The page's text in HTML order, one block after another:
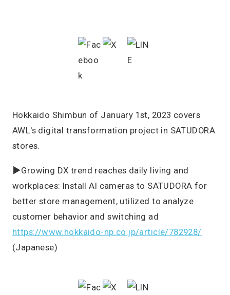
Hokkaido Shimbun of January 1st, 2023 covers
AWL's digital transformation project in SATUDORA
stores.
▶Growing DX trend reaches daily living and
workplaces: Install AI cameras to SATUDORA for
better store management, utilized to analyze
customer behavior and switching ad
https://www.hokkaido-np.co.jp/article/782928/
(Japanese)